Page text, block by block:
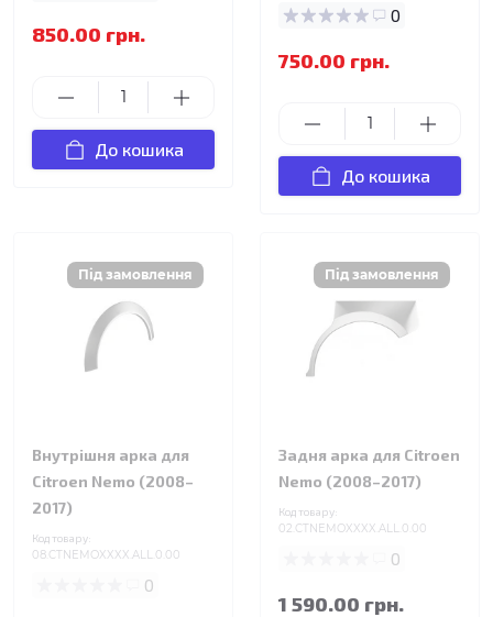
850.00 грн.
До кошика
0
750.00 грн.
До кошика
Внутрішня арка для
Citroen Nemo (2008–
2017)
Код товару:
08.CTNEMOXXXX.ALL.0.00
0
Задня арка для Citroen
Nemo (2008–2017)
Код товару:
02.CTNEMOXXXX.ALL.0.00
0
1 590.00 грн.